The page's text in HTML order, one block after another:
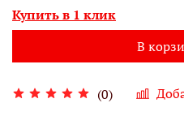
(0)
Купить в 1 клик
В